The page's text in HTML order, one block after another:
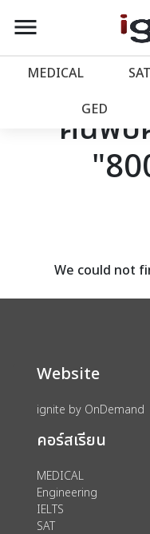
account_balance หน้าแรก
เว็บไซต์อิกไนท์
โปรโมชั่น
assignment ลงทะเบียน
menu
MEDICAL SAT
GED
ค้นพบ
We could not
Website
ignite by OnDemand
คอร์สเรียน
MEDICAL
Engineering
IELTS
SAT